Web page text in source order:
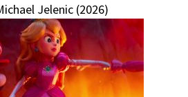
Jelenic (2026)